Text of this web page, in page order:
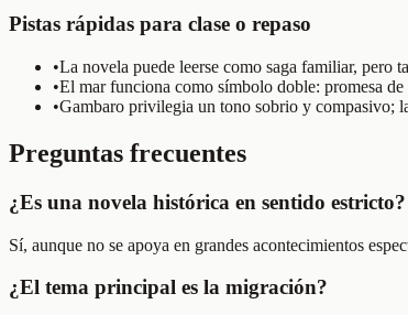
Pistas rápidas para clase o repaso
•La novela puede leerse como saga familiar, pero
•El mar funciona como símbolo doble: promesa
•Gambaro privilegia un tono sobrio y compasivo;
Preguntas frecuentes
¿Es una novela histórica en sentido estricto?
Sí, aunque no se apoya en grandes acontecimientos
¿El tema principal es la migración?